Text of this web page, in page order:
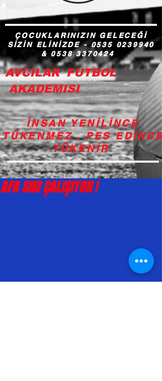
ÇOCUKLARINIZIN GELECEĞİ
SİZİN ELİNİZDE - 0535 0239940
& 0538 3370424
AVCILAR FUTBOL
AKADEMISI
İNSAN YENİLİNCE
TÜKENMEZ , PES EDİNCE
TÜKENİR
AFA SIKI ÇALIŞIYOR !